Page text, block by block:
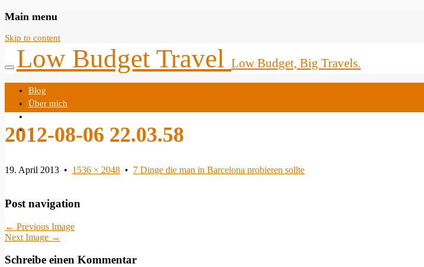
Main menu
Skip to content
Low Budget Travel Low Budget, Big Travels.
Blog
Über mich
Datenschutzerklärung
2012-08-06 22.03.58
19. April 2013 • 1536 × 2048 • 7 Dinge die man in Barcelona probieren sollte
Post navigation
← Previous Image
Next Image →
Schreibe einen Kommentar